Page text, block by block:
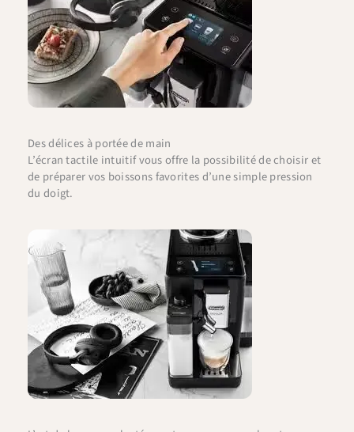
Des délices à portée de main
L’écran tactile intuitif vous offre la possibilité de choisir et
de préparer vos boissons favorites d’une simple pression
du doigt.